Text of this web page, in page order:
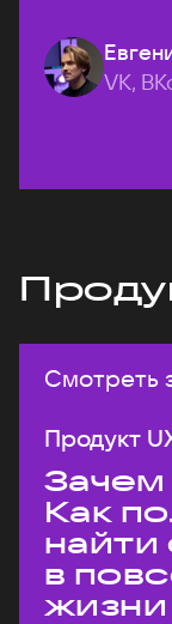
VK,
Смотреть
Продукт
Зачем
Как
найти
в
жизни